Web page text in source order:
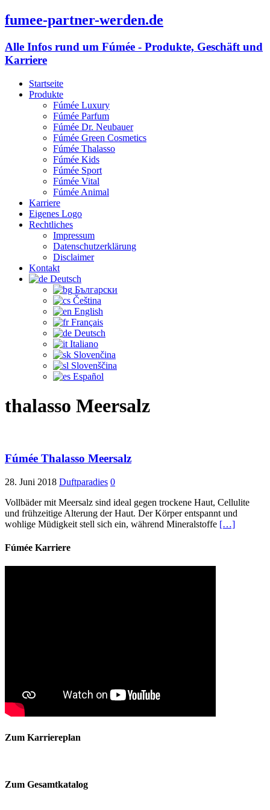
fumee-partner-werden.de
Alle Infos rund um Fúmée - Produkte, Geschäft und
Karriere
Startseite
Produkte
Fúmée Luxury
Fúmée Parfum
Fúmée Dr. Neubauer
Fúmée Green Cosmetics
Fúmée Thalasso
Fúmée Kids
Fúmée Sport
Fúmée Vital
Fúmée Animal
Karriere
Eigenes Logo
Rechtliches
Impressum
Datenschutzerklärung
Disclaimer
Kontakt
Deutsch
Български
Čeština‎
English
Français
Deutsch
Italiano
Slovenčina
Slovenščina
Español
thalasso Meersalz
Fúmée Thalasso Meersalz
28. Juni 2018 Duftparadies 0
Vollbäder mit Meersalz sind ideal gegen trockene Haut, Cellulite
und frühzeitige Alterung der Haut. Der Körper entspannt und
wohlige Müdigkeit stell sich ein, während Mineralstoffe […]
Fúmée Karriere
Zum Karriereplan
Zum Gesamtkatalog